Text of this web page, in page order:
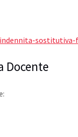
Docente